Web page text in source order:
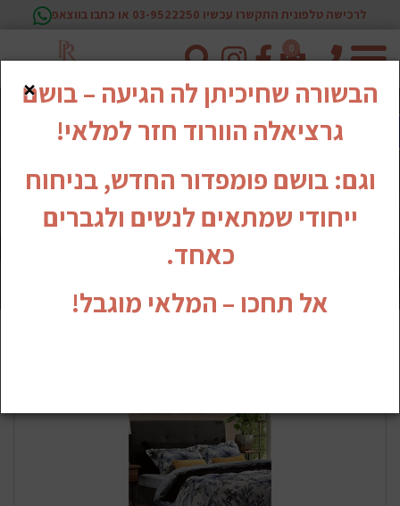
לרכישה טלפונית התקשרו עכשיו 03-9522250 או כתבו בווצאפ
טלפון
0
×
הבשורה שחיכיתן לה הגיעה – בושם
גרציאלה הוורוד חזר למלאי!
וגם: בושם פומפדור החדש, בניחוח
ייחודי שמתאים לנשים ולגברים
כאחד.
אל תחכו – המלאי מוגבל!